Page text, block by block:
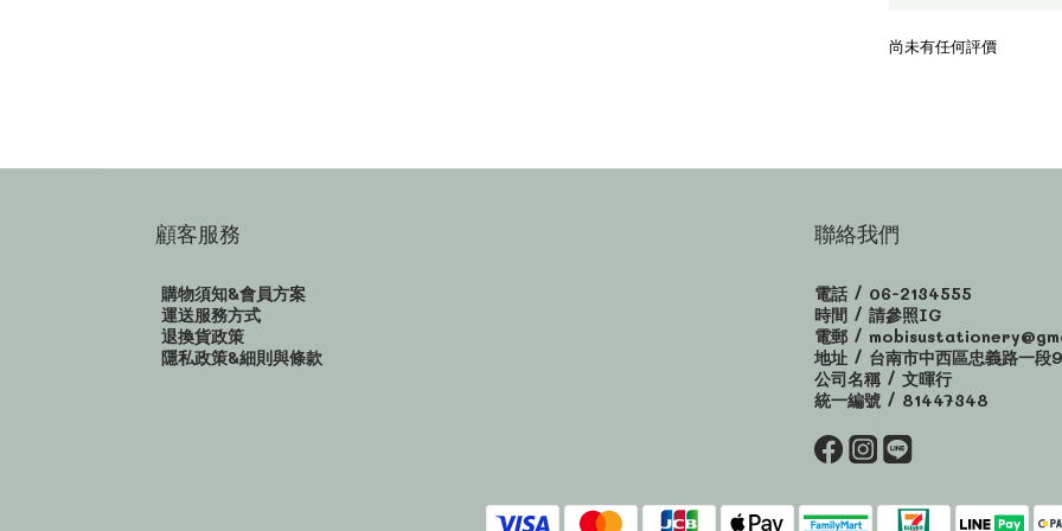
尚未有任何評價
顧客服務
購物須知&會員方案
運送服務方式
退換貨政策
隱私政策&細則與條款
聯絡我們
電話 / 06-2134555
時間 / 請參照IG
電郵 /
地址 / 台南市中西區忠義路一段
公司名稱 / 文暉行
統一編號 / 81447348